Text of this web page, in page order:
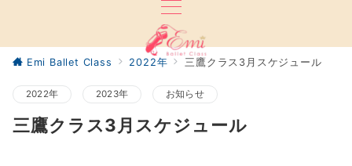
Emi Ballet Class 2022年 三鷹クラス3月スケジュール
2022年 2023年 お知らせ
三鷹クラス3月スケジュール